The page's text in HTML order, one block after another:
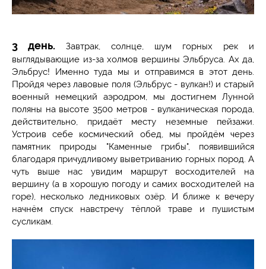
3 день. Завтрак, солнце, шум горных рек и
выглядывающие из-за холмов вершины Эльбруса. Ах да,
Эльбрус! Именно туда мы и отправимся в этот день.
Пройдя через лавовые поля (Эльбрус - вулкан!) и старый
военный немецкий аэродром, мы достигнем Лунной
поляны на высоте 3500 метров - вулканическая порода,
действительно, придаёт месту неземные пейзажи.
Устроив себе космический обед, мы пройдём через
памятник природы "Каменные грибы", появившийся
благодаря причудливому выветриванию горных пород. А
чуть выше нас увидим маршрут восходителей на
вершину (а в хорошую погоду и самих восходителей на
горе), несколько ледниковых озёр. И ближе к вечеру
начнём спуск навстречу тёплой траве и пушистым
сусликам.